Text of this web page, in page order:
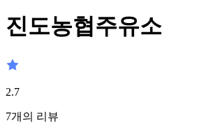
진도농협주유소
2.7
7개의 리뷰